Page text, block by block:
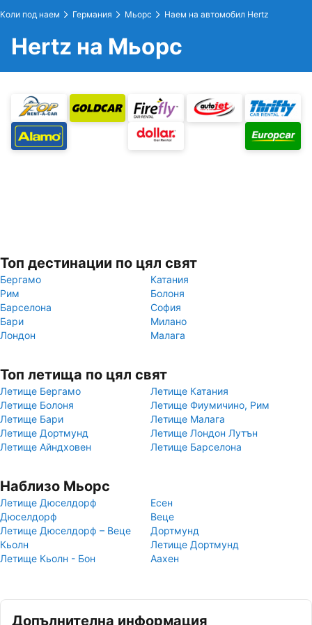
Коли под наем Германия Мьорс Наем на автомобил Hertz
Hertz на Мьорс
Топ дестинации по цял свят
Бергамо
Катания
Рим
Болоня
Барселона
София
Бари
Милано
Лондон
Малага
Топ летища по цял свят
Летище Бергамо
Летище Катания
Летище Болоня
Летище Фиумичино, Рим
Летище Бари
Летище Малага
Летище Дортмунд
Летище Лондон Лутън
Летище Айндховен
Летище Барселона
Наблизо Мьорс
Летище Дюселдорф
Есен
Дюселдорф
Веце
Летище Дюселдорф – Веце
Дортмунд
Кьолн
Летище Дортмунд
Летище Кьолн - Бон
Аахен
Допълнителна информация